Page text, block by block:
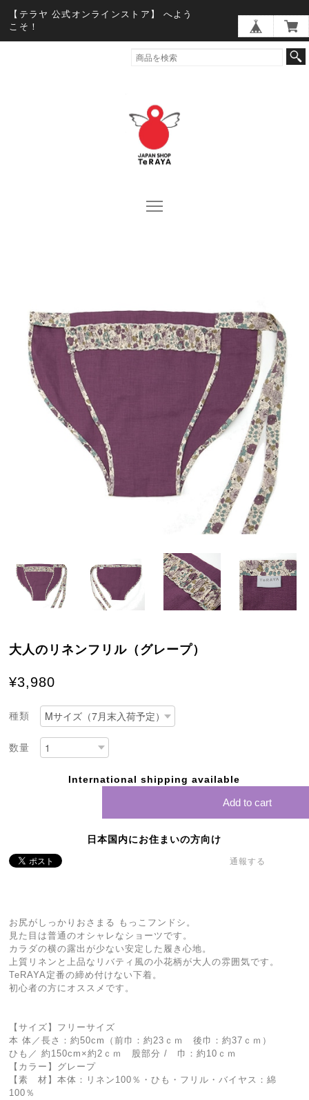
【テラヤ 公式オンラインストア】 へよう
こそ！
大人のリネンフリル（グレープ）
¥3,980
種類
数量
International shipping available
Add to cart
日本国内にお住まいの方向け
通報する
お尻がしっかりおさまる もっこフンドシ。
見た目は普通のオシャレなショーツです。
カラダの横の露出が少ない安定した履き心地。
上質リネンと上品なリバティ風の小花柄が大人の雰囲気です。
TeRAYA定番の締め付けない下着。
初心者の方にオススメです。
【サイズ】フリーサイズ
本 体／長さ：約50cm（前巾：約23ｃｍ 後巾：約37ｃｍ）
ひも／ 約150cm×約2ｃｍ 股部分 / 巾：約10ｃｍ
【カラー】グレープ
【素 材】本体：リネン100％・ひも・フリル・バイヤス：綿
100％